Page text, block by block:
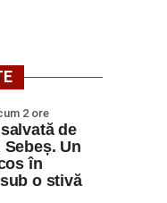
2 ore
de
Un
în
o stivă